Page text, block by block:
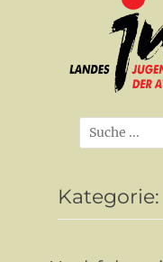
Suche
nach:
Kategorie: